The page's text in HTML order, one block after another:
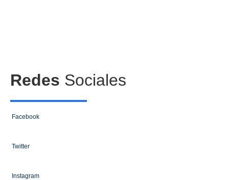
Redes Sociales
Facebook
Twitter
Instagram